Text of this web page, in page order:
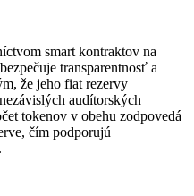
smart kontraktov na
transparentnosť a
že jeho fiat rezervy
audítorských
tokenov v obehu zodpovedá
čím podporujú